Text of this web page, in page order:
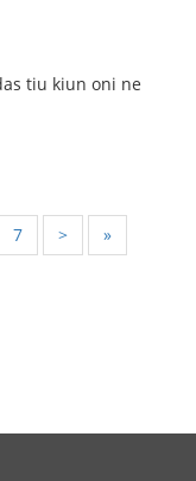
tiu kiun oni ne
7 > »